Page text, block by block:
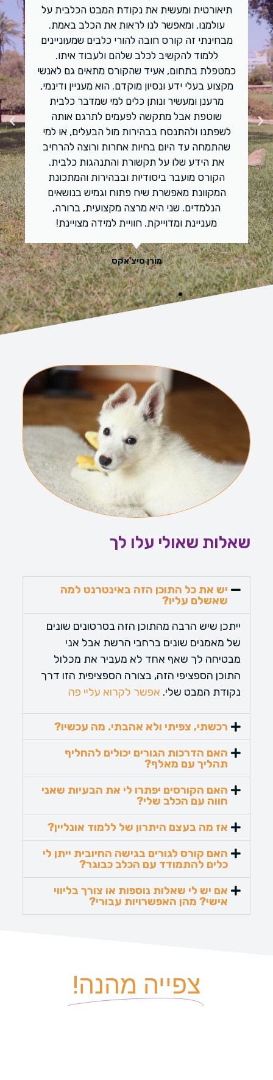
ומעשית את נקודת המבט הכלבית על
ומאפשר לנו לראות את הכלב באמת.
זה קורס חובה להורי כלבים שמעוניינים
להקשיב לכלב שלהם ולעבוד איתו.
בתחום, אעיד שהקורס מתאים גם לאנשי
ידע ונסיון מוקדם. הוא מעניין ודינמי,
ומעשיר ונותן כלים למי שמדבר כלבית
אבל מתקשה לפעמים לתרגם אותה
ולהתנסח בבהירות מול הבעלים, או למי
עד היום בחיות אחרות ורוצה להרחיב
שלו על תקשורת והתנהגות כלבית.
מועבר ביסודיות ובבהירות והמתכונת
מאפשרת שיח פתוח וגמיש בנושאים
שני היא מרצה מקצועית, ברורה,
ומדוייקת. חוויית למידה מצויינת!
מורן סיצ'אקס
הידע שלך
שאלות שאולי עלו לך
יש את כל התוכן הזה באינטרנט למה
שאשלם עליו?
ייתכן שיש הרבה מהתוכן הזה בסרטונים שונים
של מאמנים שונים ברחבי הרשת אבל אני
מבטיחה לך שאף אחד לא מעביר את מכלול
התוכן הספציפי הזה, בצורה הספציפית הזו דרך
נקודת המבט שלי. אפשר לקרוא עליי פה
רכשתי, צפיתי ולא אהבתי. מה עכשיו?
האם הדרכות הגורים יכולים להחליף
תהליך עם מאלף?
האם הקורסים יפתרו לי את הבעיות שאני
חווה עם הכלב שלי?
אז מה בעצם היתרון של ללמוד אונליין?
האם קורס לגורים בגישה החיובית ייתן לי
כלים להתמודד עם הכלב כבוגר?
אם יש לי שאלות נוספות או צורך בליווי
אישי? מהן האפשרויות עבורי?
צפייה מהנה!